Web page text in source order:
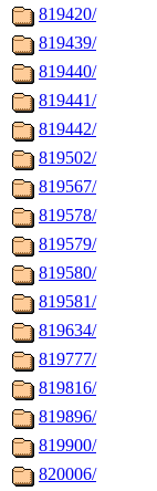
819420/
819439/
819440/
819441/
819442/
819502/
819567/
819578/
819579/
819580/
819581/
819634/
819777/
819816/
819896/
819900/
820006/